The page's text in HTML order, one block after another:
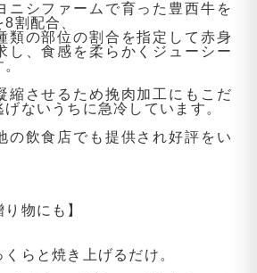
ニシファームで育った豊西牛を
割配合、
類の部位の割合を指定して赤身
し、食感を柔らかくジューシー
縮させるため挽肉加工にもこだ
ないうちに急冷しています。
の飲食店でも提供され好評をい
物にも】
らと焼き上げるだけ。